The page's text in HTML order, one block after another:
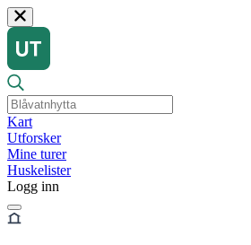
Kart
Utforsker
Mine turer
Huskelister
Logg inn